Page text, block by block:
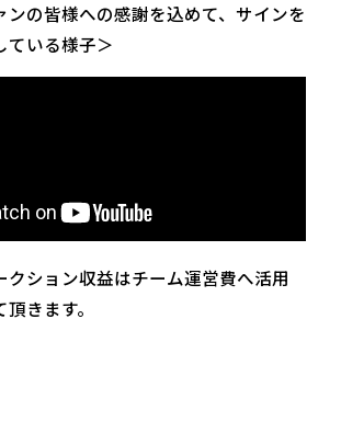
ンの皆様への感謝を込めて、サインを
ている様子＞
ション収益はチーム運営費へ活用
頂きます。